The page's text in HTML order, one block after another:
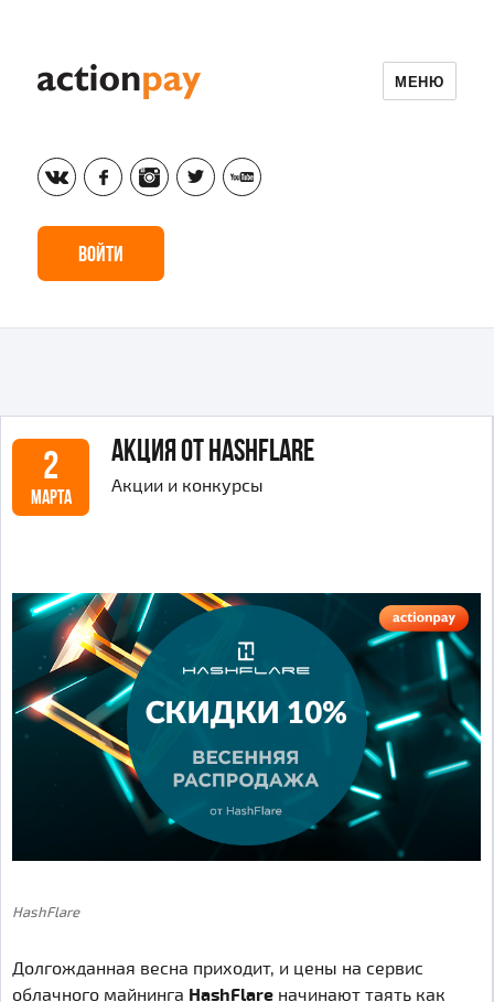
МЕНЮ
vk fb inst tw yt
Войти
2
МАРТА
Акция от HashFlare
Акции и конкурсы
HashFlare
Долгожданная весна приходит, и цены на сервис
облачного майнинга HashFlare начинают таять как